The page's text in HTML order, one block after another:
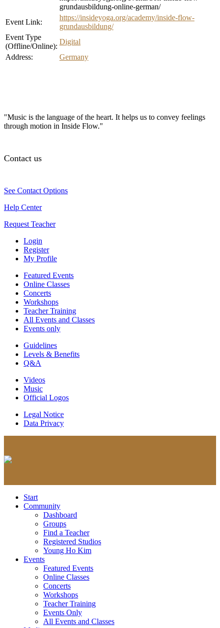
grundausbildung-online-german/
Event Link:
https://insideyoga.org/academy/inside-flow-
grundausbildung/
Event Type
(Offline/Online):
Digital
Address:
Germany
"Music is the language of the heart. It helps us to convey feelings
through motion in Inside Flow."
Contact us
See Contact Options
Help Center
Request Teacher
Login
Register
My Profile
Featured Events
Online Classes
Concerts
Workshops
Teacher Training
All Events and Classes
Events only
Guidelines
Levels & Benefits
Q&A
Videos
Music
Official Logos
Legal Notice
Data Privacy
Start
Community
Dashboard
Groups
Find a Teacher
Registered Studios
Young Ho Kim
Events
Featured Events
Online Classes
Concerts
Workshops
Teacher Training
Events Only
All Events and Classes